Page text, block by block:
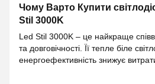
Чому Варто Купити
Stil 3000K
Led Stil 3000K – це найкраще
та довговічності. Її тепле біле
енергоефективність знижує